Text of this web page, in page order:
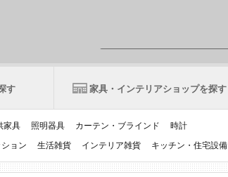
す 家具・インテリアショップを探す
家具 照明器具 カーテン・ブラインド
時計
ョン 生活雑貨 インテリア雑貨 キッチン・住宅設備